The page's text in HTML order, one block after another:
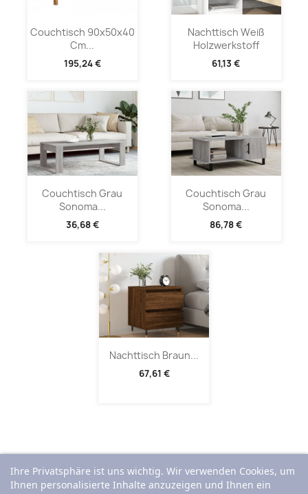
Couchtisch 90x50x40
Cm...
195,24 €
Nachttisch Weiß
Holzwerkstoff
61,13 €
Couchtisch Grau
Sonoma...
36,68 €
Couchtisch Grau
Sonoma...
86,78 €
Nachttisch Braun...
67,61 €
Ihre Privatsphäre ist uns wichtig. Wir verwenden Cookies, um
Ihnen personalisierte Inhalte anzuzeigen und Ihnen ein